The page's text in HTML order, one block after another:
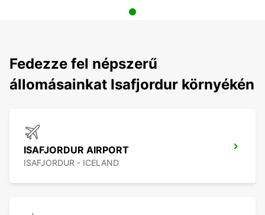
Fedezze fel népszerű
állomásainkat Isafjordur környékén
ISAFJORDUR AIRPORT
ISAFJORDUR - ICELAND